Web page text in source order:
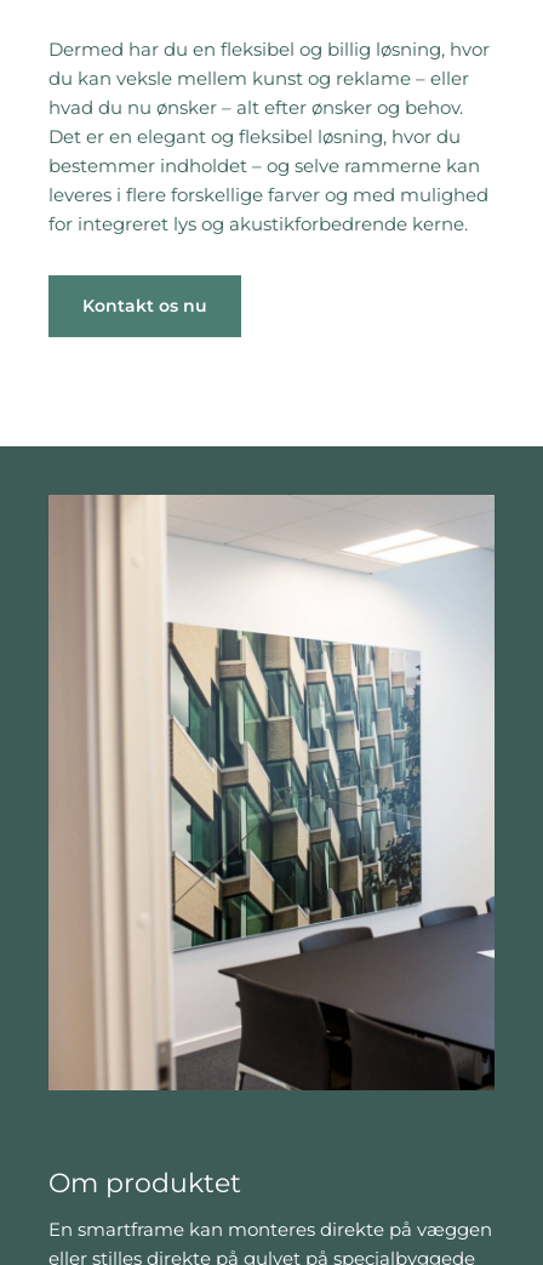
Dermed har du en fleksibel og billig løsning, hvor
du kan veksle mellem kunst og reklame – eller
hvad du nu ønsker – alt efter ønsker og behov.
Det er en elegant og fleksibel løsning, hvor du
bestemmer indholdet – og selve rammerne kan
leveres i flere forskellige farver og med mulighed
for integreret lys og akustikforbedrende kerne.
Kontakt os nu
Om produktet
En smartframe kan monteres direkte på væggen
eller stilles direkte på gulvet på specialbyggede